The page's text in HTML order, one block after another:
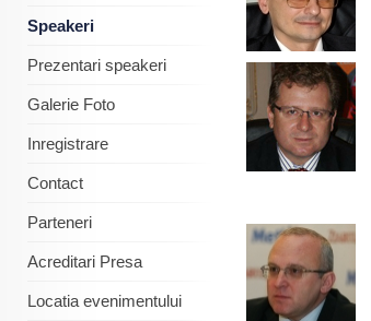
Speakeri
Prezentari speakeri
Galerie Foto
Inregistrare
Contact
Parteneri
Acreditari Presa
Locatia evenimentului